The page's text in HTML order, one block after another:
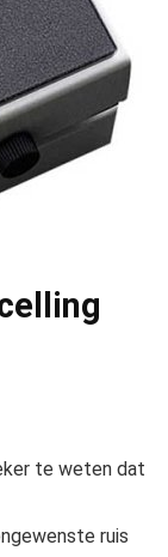
te weten dat
ruis